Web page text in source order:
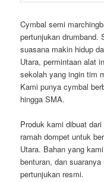
Cymbal semi
pertunjukan drumband.
suasana makin hidup
Utara, permintaan alat
sekolah yang ingin tim
Kami punya cymbal
hingga SMA.
Produk kami dibuat
ramah dompet untuk
Utara. Bahan yang
benturan, dan
pertunjukan resmi.